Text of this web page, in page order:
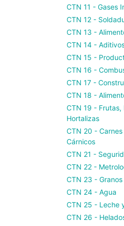
CTN 11 - Gases
CTN 12 -
CTN 13 -
CTN 14 -
CTN 15 -
CTN 16 -
CTN 17 -
CTN 18 -
CTN 19 -
Hortalizas
CTN 20 -
Cárnicos
CTN 21 -
CTN 22 -
CTN 23 -
CTN 24 - Agua
CTN 25 - Leche
CTN 26 -